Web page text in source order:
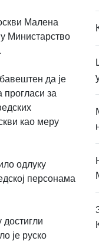
Малена
Министарство
да је
прогласи за
као меру
одлуку
персонама
је руско